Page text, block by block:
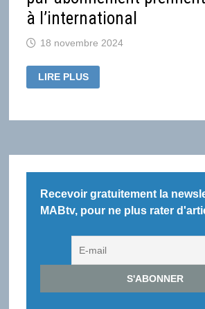
à l’international
18 novembre 2024
LES
OFFRES
PLATEFORMES
ENVOL
L’INTERNATIONAL
LIRE PLUS
Recevoir gratuitement la
MABtv, pour ne plus rater